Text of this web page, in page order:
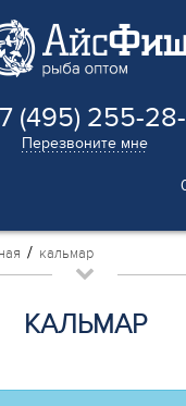
(495) 255-
Перезвоните мне
кальмар
КАЛЬМАР